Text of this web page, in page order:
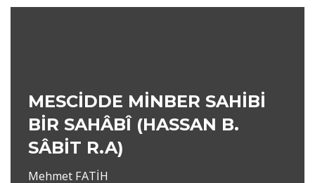
MESCİDDE MİNBER SAHİBİ
BİR SAHÂBÎ (HASSAN B.
SÂBİT R.A)
Mehmet FATİH